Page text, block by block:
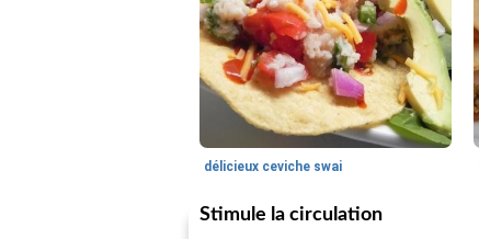
délicieux ceviche swai
Stimule la circulation